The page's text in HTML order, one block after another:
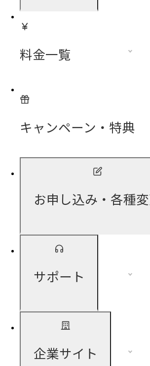
料金一覧
キャンペーン・特典
お申し込み・各種
サポート
企業サイト